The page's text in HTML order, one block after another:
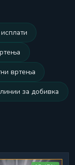
вртења
за добивка